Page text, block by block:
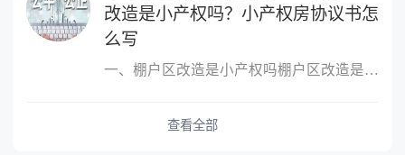
改造是小产权吗？小产权房协议书怎
么写
一、棚户区改造是小产权吗棚户区改造是小产权的。非完全产权，是需
查看全部